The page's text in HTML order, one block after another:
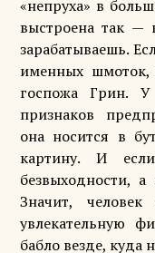
«непруха» в
выстроена так —
зарабатываешь.
именных
госпожа Грин.
признаков
она носится в
картину. И
безвыходности,
Значит,
увлекательную
бабло везде, куда